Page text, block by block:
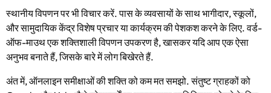
स्थानीय विपणन पर भी विचार करें. पास के व्यवसायों के साथ भागीदार, स्कूलों,
और सामुदायिक केंद्र विशेष प्रचार या कार्यक्रम की पेशकश करने के लिए. वर्ड-
ऑफ-माउथ एक शक्तिशाली विपणन उपकरण है, खासकर यदि आप एक ऐसा
अनुभव बनाते हैं, जिसके बारे में लोग बिखेरते हैं.
अंत में, ऑनलाइन समीक्षाओं की शक्ति को कम मत समझो. संतुष्ट ग्राहकों को